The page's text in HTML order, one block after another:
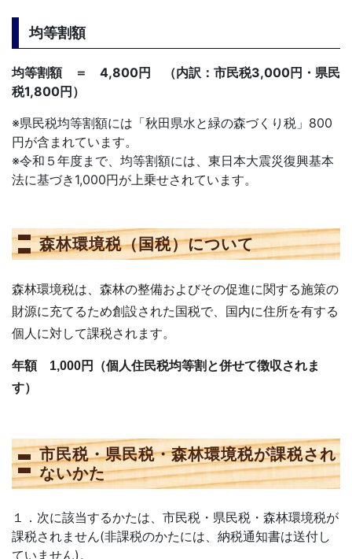
均等割額
均等割額 ＝ 4,800円 （内訳：市民税3,000円・県民
税1,800円）
※県民税均等割額には「秋田県水と緑の森づくり税」800
円が含まれています。
※令和５年度まで、均等割額には、東日本大震災復興基本
法に基づき1,000円が上乗せされています。
森林環境税（国税）について
森林環境税は、森林の整備およびその促進に関する施策の
財源に充てるため創設された国税で、国内に住所を有する
個人に対して課税されます。
年額 1,000円（個人住民税均等割と併せて徴収されま
す）
市民税・県民税・森林環境税が課税され
ないかた
１．次に該当するかたは、市民税・県民税・森林環境税が
課税されません(非課税のかたには、納税通知書は送付し
ていません)。